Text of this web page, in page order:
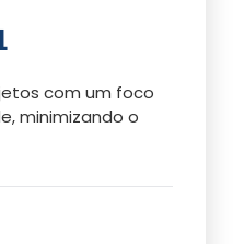
com um foco
minimizando o